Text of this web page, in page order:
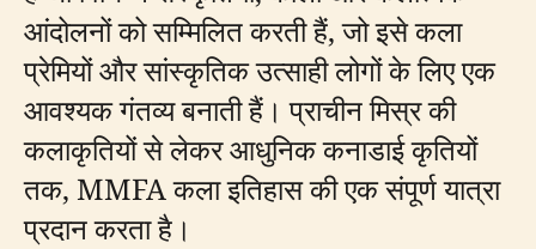
आंदोलनों को सम्मिलित करती हैं, जो इसे कला
प्रेमियों और सांस्कृतिक उत्साही लोगों के लिए एक
आवश्यक गंतव्य बनाती हैं। प्राचीन मिस्र की
कलाकृतियों से लेकर आधुनिक कनाडाई कृतियों
तक, MMFA कला इतिहास की एक संपूर्ण यात्रा
प्रदान करता है।